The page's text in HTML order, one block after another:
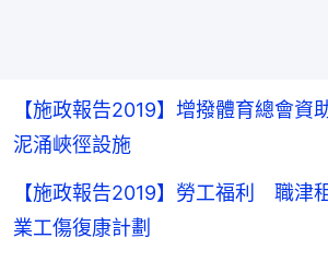
【施政報告2019】增撥體育總會
泥涌峽徑設施
【施政報告2019】勞工福利 職
業工傷復康計劃